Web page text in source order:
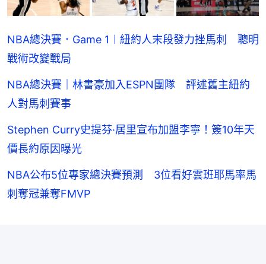
NBA總決賽．Game 1︱紐約人末段發力挫馬刺 聰明
戰術改變戰局
NBA總決賽｜林書豪加入ESPN團隊 評述舊主紐約
人對馬刺賽事
Stephen Curry史提芬·居里宣布加盟李寧！簽10年天
價長約原因曝光
NBA公布5位專家總決賽預測 3位看好雲班耶馬率馬
刺奪冠兼奪FMVP